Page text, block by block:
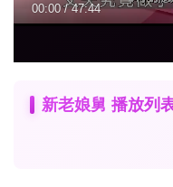
00:00/47:44
新老娘舅 播放列